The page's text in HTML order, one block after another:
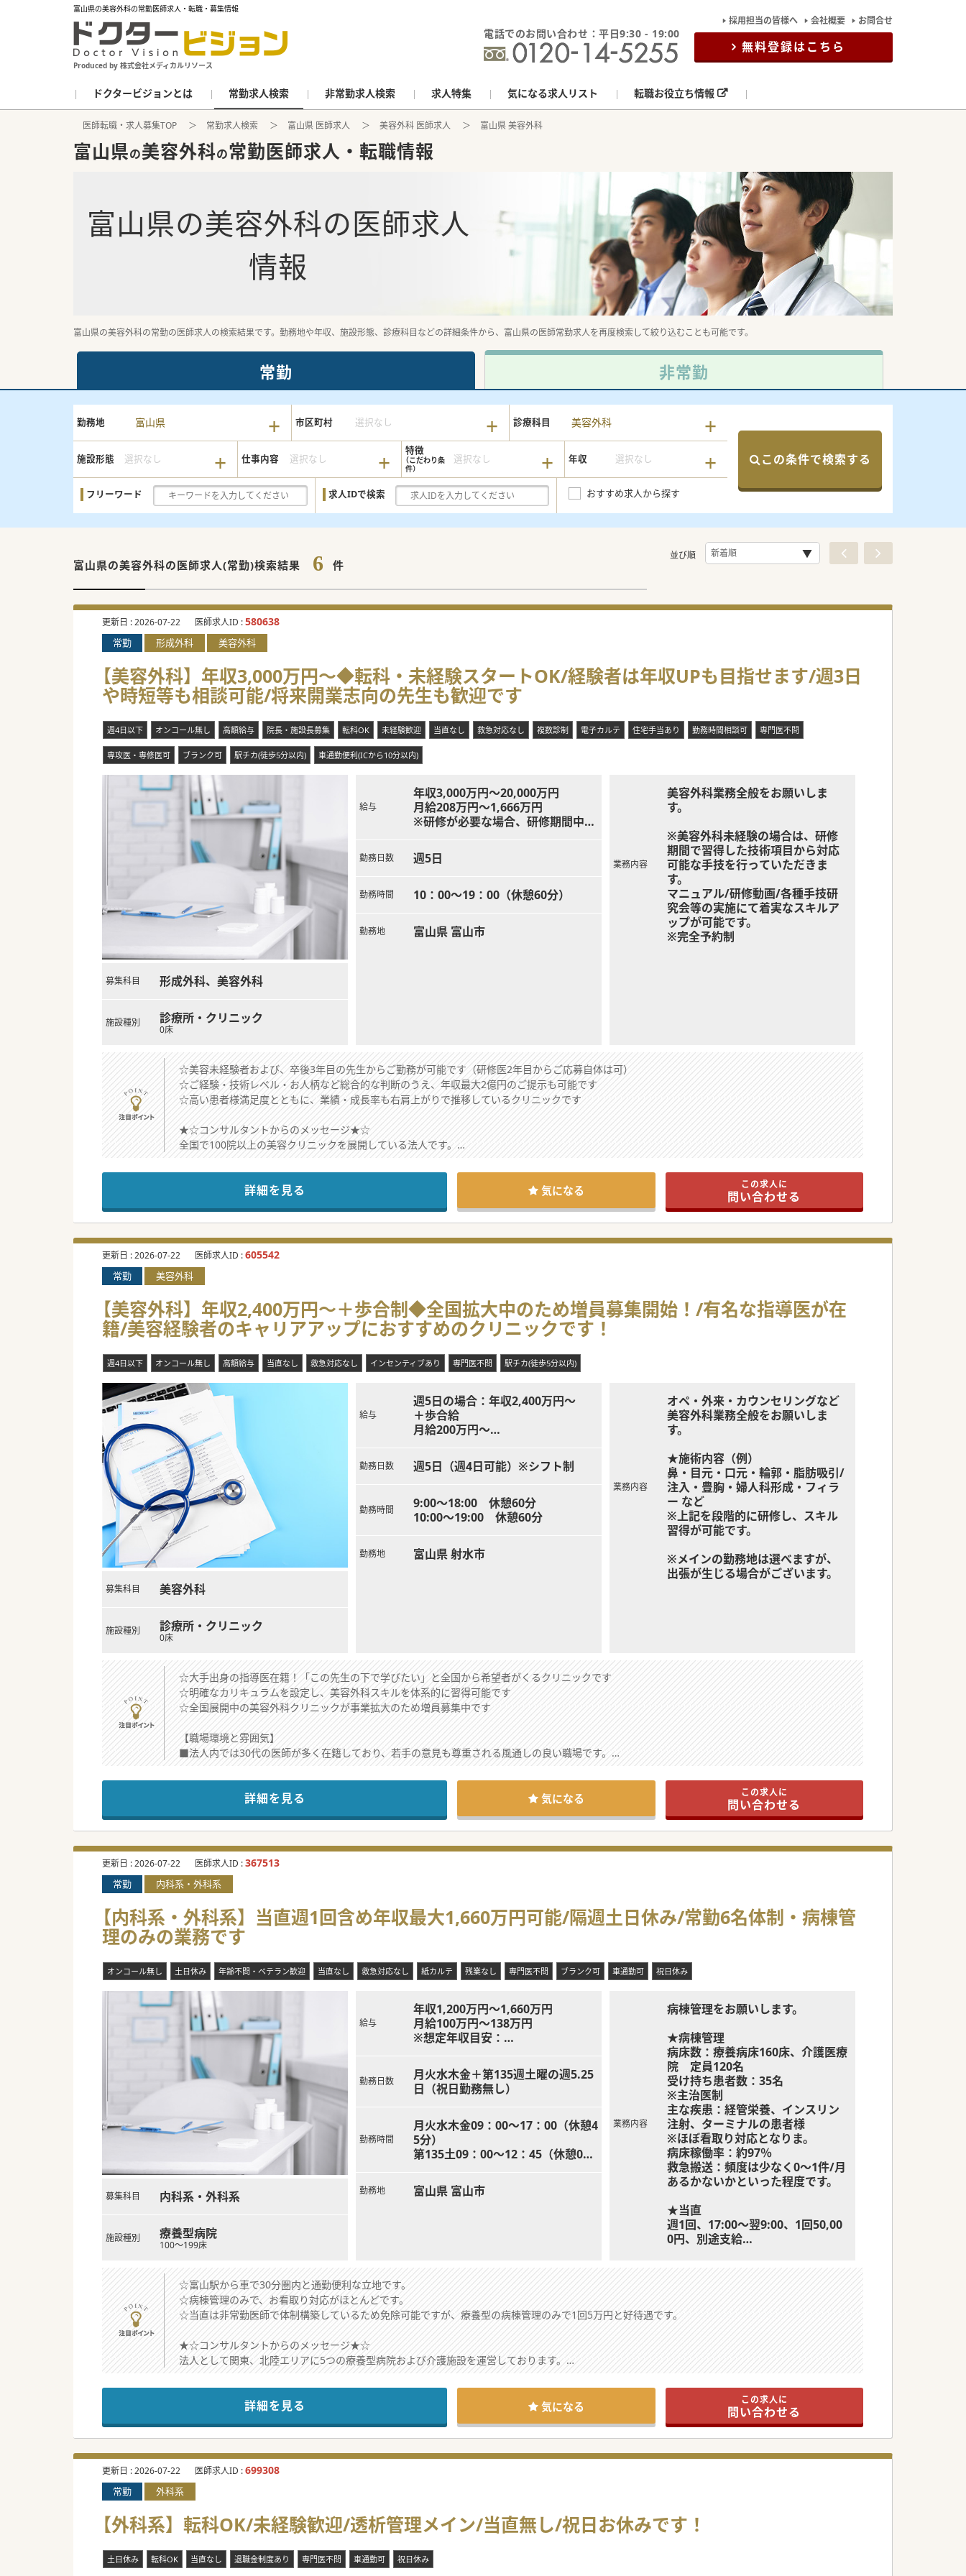
富山県の美容外科の常勤医師求人・転職・募集情報
Produced by 株式会社メディカルリソース
電話でのお問い合わせ：平日9:30 - 19:00
採用担当の皆様へ 会社概要 お問合せ
無料登録はこちら
ドクタービジョンとは 常勤求人検索 非常勤求人検索 求人特集 気になる求人リスト 転職お役立ち情報
医師転職・求人募集TOP 常勤求人検索 富山県 医師求人 美容外科 医師求人 富山県 美容外科
富山県の美容外科の常勤医師求人・転職情報
富山県の美容外科の医師求人
情報
富山県の美容外科の常勤の医師求人の検索結果です。勤務地や年収、施設形態、診療科目などの詳細条件から、富山県の医師常勤求人を再度検索して絞り込むことも可能です。
常勤 非常勤
勤務地 富山県 市区町村 選択なし 診療科目 美容外科
施設形態 選択なし 仕事内容 選択なし
特徴
選択なし 年収 選択なし
フリーワード 求人IDで検索 おすすめ求人から探す
この条件で検索する
富山県の美容外科の医師求人(常勤)検索結果 6 件
並び順
更新日 :2026-07-22 医師求人ID :580638
常勤 形成外科 美容外科
【美容外科】年収3,000万円～◆転科・未経験スタートOK/経験者は年収UPも目指せます/週3日
や時短等も相談可能/将来開業志向の先生も歓迎です
週4日以下 オンコール無し 高額給与 院長・施設長募集 転科OK 未経験歓迎 当直なし 救急対応なし 複数診制 電子カルテ 住宅手当あり 勤務時間相談可 専門医不問
専攻医・専修医可 ブランク可 駅チカ(徒歩5分以内) 車通勤便利(ICから10分以内)
募集科目 形成外科、美容外科
施設種別 診療所・クリニック
0床
給与
年収3,000万円～20,000万円
月給208万円～1,666万円
※研修が必要な場合、研修期間中の
※勤務希望条件により変動あり
※インセンティブ制度あり
勤務日数 週5日
勤務時間 10：00～19：00（休憩60分）
勤務地 富山県 富山市
業務内容
美容外科業務全般をお願いしま
す。
※美容外科未経験の場合は、研修
期間で習得した技術項目から対応
可能な手技を行っていただきま
す。
マニュアル/研修動画/各種手技研
究会等の実施にて着実なスキルア
ップが可能です。
※完全予約制
☆美容未経験者および、卒後3年目の先生からご勤務が可能です（研修医2年目からご応募自体は可）
☆ご経験・技術レベル・お人柄など総合的な判断のうえ、年収最大2億円のご提示も可能です
☆高い患者様満足度とともに、業績・成長率も右肩上がりで推移しているクリニックです
★☆コンサルタントからのメッセージ★☆
全国で100院以上の美容クリニックを展開している法人です。
段階的な研修制度がございますので初期研修修了後すぐの先生や、美容未経験の先生もご応募可能です。
在籍期間に縛りは無く、業界初の退職後の開業支援サポート体制もございます。
最短半年で院長職就任された実績もあり、キャリアアップを目指す先生も歓迎しております。
産育休の取得率・復職率も高く、男性医師の育休取得実績もございます。
働きやすさと高年収を希望される先生にぜひおすすめの求人です。
#秋入職可
詳細を見る 気になる この求人に
問い合わせる
更新日 :2026-07-22 医師求人ID :605542
常勤 美容外科
【美容外科】年収2,400万円～＋歩合制◆全国拡大中のため増員募集開始！/有名な指導医が在
籍/美容経験者のキャリアアップにおすすめのクリニックです！
週4日以下 オンコール無し 高額給与 当直なし 救急対応なし インセンティブあり 専門医不問 駅チカ(徒歩5分以内)
募集科目 美容外科
施設種別 診療所・クリニック
0床
給与
週5日の場合：年収2,400万円～
＋歩合給
月給200万円～
収を超えた場合加算
※美容外科経験者は前職の給与を考
勤務日数 週5日（週4日可能）※シフト制
勤務時間
9:00～18:00 休憩60分
10:00～19:00 休憩60分
勤務地 富山県 射水市
業務内容
オペ・外来・カウンセリングなど
美容外科業務全般をお願いしま
す。
★施術内容（例）
鼻・目元・口元・輪郭・脂肪吸引/
注入・豊胸・婦人科形成・フィラ
ー など
※上記を段階的に研修し、スキル
習得が可能です。
※メインの勤務地は選べますが、
出張が生じる場合がございます。
☆大手出身の指導医在籍！「この先生の下で学びたい」と全国から希望者がくるクリニックです
☆明確なカリキュラムを設定し、美容外科スキルを体系的に習得可能です
☆全国展開中の美容外科クリニックが事業拡大のため増員募集中です
【職場環境と雰囲気】
■法人内では30代の医師が多く在籍しており、若手の意見も尊重される風通しの良い職場です。
■美容経験のある先生が、更なるスキルアップを目指して入職されることが多いクリニックです。
■美容が未経験の先生でもご相談は可能です。ご興味があればまずはお問い合わせください。
■ベース年収は週5日2,400万円から、オペ売上に伴う歩合給も発生するので高額給与も実現できます。
■有給休暇取得率は100％を実現し、ワークライフバランスを重視する環境も整っています。
■さらなるキャリアアップや、年収アップをご希望の先生に是非おすすめのクリニックです。
【具体的な医療機関情報】
■グループ全体で技術伝承を行い、エキスパート集団の育成に力を入れているクリニックです。
■外部に向けた勉強会を開催するなど、美容医療業界全体の技術向上にも貢献しています。
#秋入職可
詳細を見る 気になる この求人に
問い合わせる
更新日 :2026-07-22 医師求人ID :367513
常勤 内科系・外科系
【内科系・外科系】当直週1回含め年収最大1,660万円可能/隔週土日休み/常勤6名体制・病棟管
理のみの業務です
オンコール無し 土日休み 年齢不問・ベテラン歓迎 当直なし 救急対応なし 紙カルテ 残業なし 専門医不問 ブランク可 車通勤可 祝日休み
募集科目 内科系・外科系
施設種別 療養型病院
100～199床
給与
年収1,200万円～1,660万円
月給100万円～138万円
※想定年収目安：
～1,660万円
勤務日数
月火水木金＋第135週土曜の週5.25
日（祝日勤務無し）
勤務時間
月火水木金09：00～17：00（休憩4
5分）
第135土09：00～12：45（休憩0
当直17：00～翌09：00（休憩0分）
勤務地 富山県 富山市
業務内容
病棟管理をお願いします。
★病棟管理
病床数：療養病床160床、介護医療
院 定員120名
受け持ち患者数：35名
※主治医制
主な疾患：経管栄養、インスリン
注射、ターミナルの患者様
※ほぼ看取り対応となりま。
病床稼働率：約97％
救急搬送：頻度は少なく0～1件/月
あるかないかといった程度です。
★当直
週1回、17:00～翌9:00、1回50,00
0円、別途支給
☆富山駅から車で30分圏内と通勤便利な立地です。
☆病棟管理のみで、お看取り対応がほとんどです。
☆当直は非常勤医師で体制構築しているため免除可能ですが、療養型の病棟管理のみで1回5万円と好待遇です。
★☆コンサルタントからのメッセージ★☆
法人として関東、北陸エリアに5つの療養型病院および介護施設を運営しております。
現在、40代～60代までの常勤医師4名が中心で活躍しており、ほかに70代の医師と当直帯の非常勤医師が在籍しております。
常勤医師退職に伴う後任の募集となります。
療養160床と介護療養病床120床を6名体制で管理しており、一人当たりの受け持ち患者数は約35名となっております。
医局は個室をご利用いただけます。
病院敷地内に1LDKの住宅のご用意もございますので県外からのご応募も歓迎いたします。
ご興味がございましたらお気軽にお問い合わせください。
#秋入職可
詳細を見る 気になる この求人に
問い合わせる
更新日 :2026-07-22 医師求人ID :699308
常勤 外科系
【外科系】転科OK/未経験歓迎/透析管理メイン/当直無し/祝日お休みです！
土日休み 転科OK 当直なし 退職金制度あり 専門医不問 車通勤可 祝日休み